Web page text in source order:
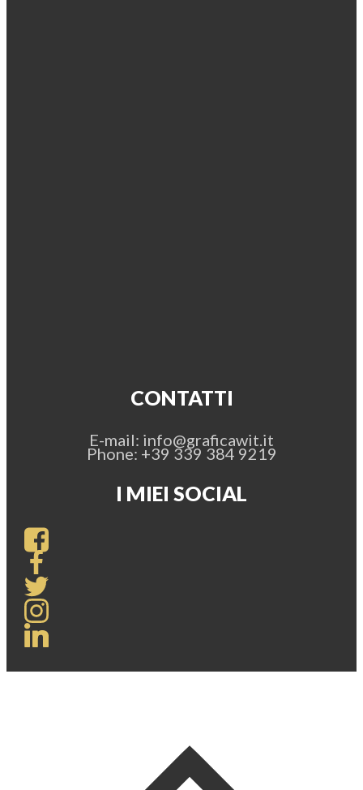
CONTATTI
E-mail: info@graficawit.it
Phone: +39 339 384 9219
I MIEI SOCIAL